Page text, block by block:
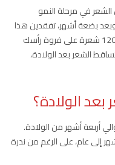
في مرحلة النمو
وبعد بضعة أشهر، تفقدين هذا
الشعر. عادةً ما يكون لديك 80.000 إلى 120.000 شعرة على فروة رأسك
يوميًا. في تساقط الشعر بعد الولادة،
الولادة؟
أربعة أشهر من الولادة.
إلى عام، على الرغم من ندرة